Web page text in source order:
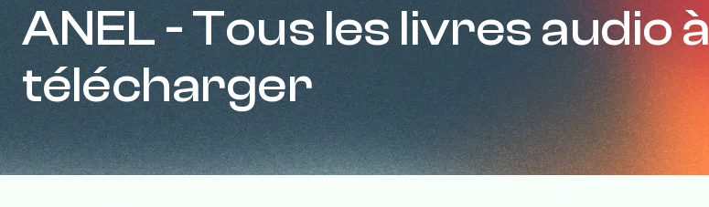
ANEL - Tous les livres audio à
télécharger